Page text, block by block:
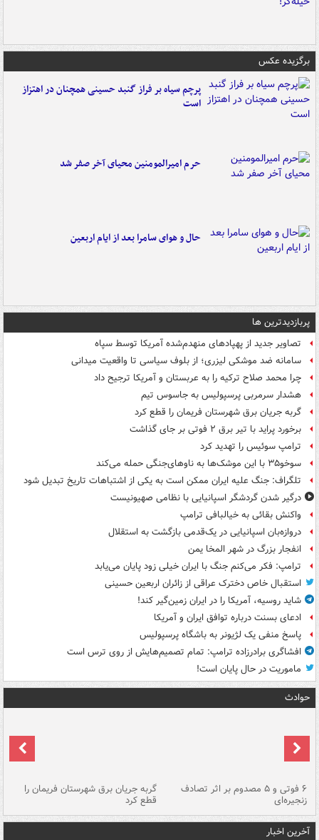
برگزیده عکس
پرچم سیاه بر فراز گنبد حسینی همچنان در اهتزاز
است
حرم امیرالمومنین محیای آخر صفر شد
حال و هوای سامرا بعد از ایام اربعین
پربازدیدترین ها
تصاویر جدید از پهپادهای منهدم‌شده آمریکا توسط سپاه
سامانه ضد موشکی لیزری؛ از بلوف سیاسی تا واقعیت میدانی
چرا محمد صلاح ترکیه را به عربستان و آمریکا ترجیح داد
هشدار سرمربی پرسپولیس به جاسوس تیم
گربه جریان برق شهرستان فریمان را قطع کرد
برخورد پراید با تیر برق ۲ فوتی بر جای گذاشت
ترامپ سوئیس را تهدید کرد
سوخو۳۵ با این موشک‌ها به ناوهای‌جنگی حمله می‌کند
تلگراف: جنگ علیه ایران ممکن است به یکی از اشتباهات تاریخ تبدیل شود
درگیر شدن گردشگر اسپانیایی با نظامی صهیونیست
واکنش بقائی به خیالبافی ترامپ
دروازه‌بان اسپانیایی در یک‌قدمی بازگشت به استقلال
انفجار بزرگ در شهر المخا یمن
ترامپ: فکر می‌کنم جنگ با ایران خیلی زود پایان می‌یابد
استقبال خاص دخترک عراقی از زائران اربعین حسینی
شاید روسیه، آمریکا را در ایران زمین‌گیر کند!
ادعای بسنت درباره توافق ایران و آمریکا
پاسخ منفی یک لژیونر به باشگاه پرسپولیس
افشاگری برادرزاده ترامپ: تمام تصمیم‌هایش از روی ترس است
ماموریت در حال پایان است!
حوادث
۶ فوتی و ۵ مصدوم بر اثر تصادف
زنجیره‌ای
گربه جریان برق شهرستان فریمان را
قطع کرد
آخرین اخبار